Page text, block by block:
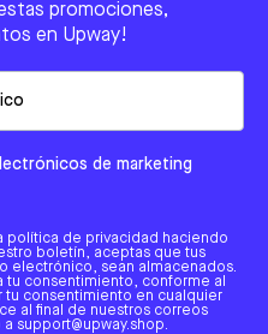
promociones,
en Upway!
de marketing
política de privacidad haciendo
boletín, aceptas que tus
electrónico, sean almacenados.
tu consentimiento, conforme al
tu consentimiento en cualquier
al final de nuestros correos
support@upway.shop.